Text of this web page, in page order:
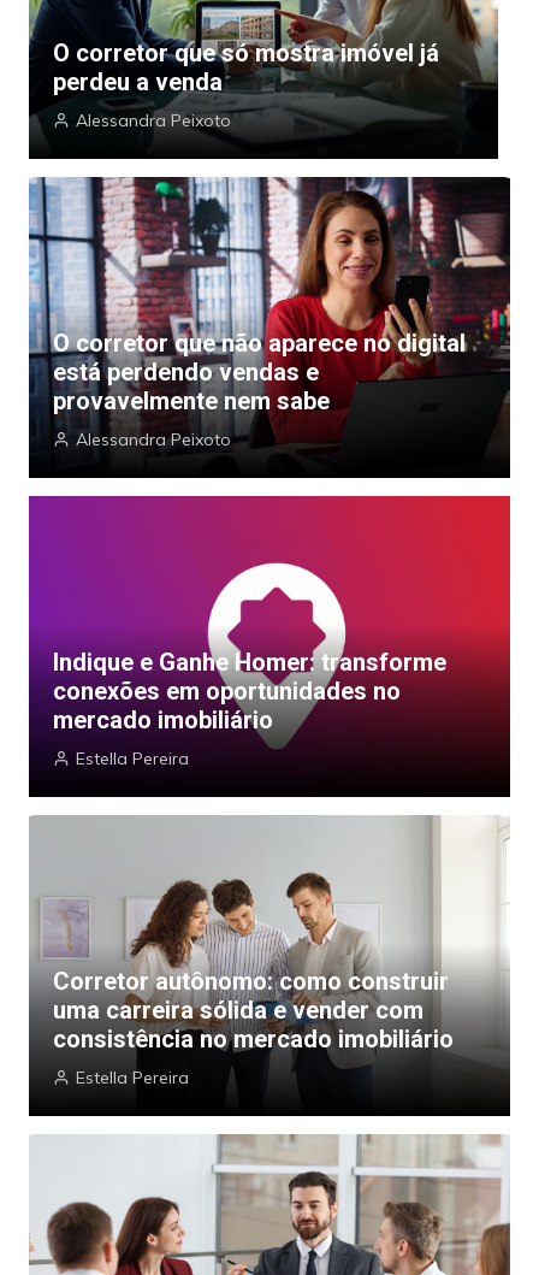
O corretor que só mostra imóvel já
perdeu a venda
Alessandra Peixoto
O corretor que não aparece no digital
está perdendo vendas e
provavelmente nem sabe
Alessandra Peixoto
Indique e Ganhe Homer: transforme
conexões em oportunidades no
mercado imobiliário
Estella Pereira
Corretor autônomo: como construir
uma carreira sólida e vender com
consistência no mercado imobiliário
Estella Pereira